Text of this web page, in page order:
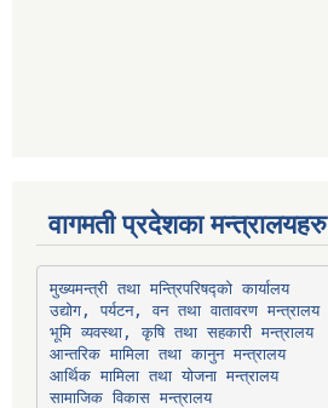
वागमती प्रदेशका मन्त्रालयहरु
मुख्यमन्त्री तथा मन्त्रिपरिषद्को कार्यालय
उद्योग, पर्यटन, वन तथा वातावरण मन्त्रालय
भूमि व्यवस्था, कृषि तथा सहकारी मन्त्रालय
आन्तरिक मामिला तथा कानुन मन्त्रालय
आर्थिक मामिला तथा योजना मन्त्रालय
सामाजिक विकास मन्त्रालय